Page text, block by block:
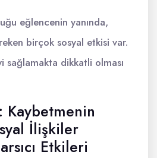
eğlencenin yanında,
birçok sosyal etkisi var.
sağlamakta dikkatli olması
Kaybetmenin
İlişkiler
Etkileri